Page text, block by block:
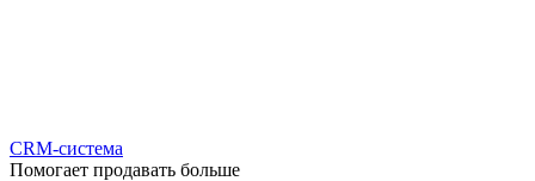
CRM-система
Помогает продавать больше